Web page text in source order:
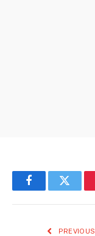
FacebookTwitter